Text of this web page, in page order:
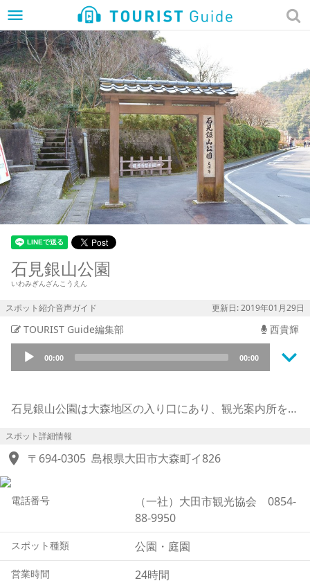
menu
石見銀山公園
いわみぎんざんこうえん
スポット紹介音声ガイド 更新日: 2019年01月29日
TOURIST Guide編集部 西貴輝
Audio
Player
00:00 00:00 keyboard_arrow_down
石見銀山公園は大森地区の入り口にあり、観光案内所を併
こで入手できますが、一人500円で地元ガイドが細かく案
内してくれるワンコインガイドの利用がお奨めです。ガイ
銀山跡や資料館、大森地区の町並みなどを丁寧に案内して
くれます。自分たちの散策では気が付かなっかた意外な発
見や、知られざるエピソードもたっぷり聞けるほか土産物
のアドバイスまであって人気は上々です。またレンタサイ
クルや二人乗りの自転車タクシー「ベロタクシー」もそろ
スポット詳細情報
location_on 〒694-0305 島根県大田市大森町イ826
電話番号
（一社）大田市観光協会 0854-
88-9950
スポット種類 公園・庭園
営業時間 24時間